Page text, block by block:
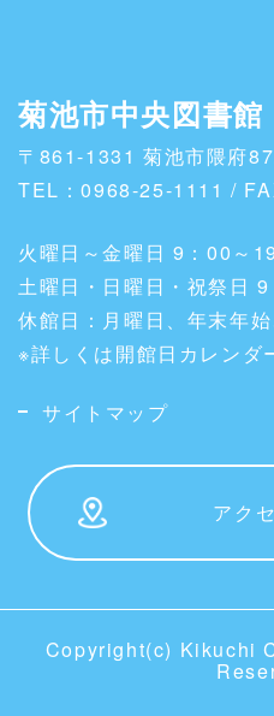
菊池市中央図書館
〒861-1331 菊池市隈府
TEL：0968-25-1111 /
火曜日～金曜日 9：00～
土曜日・日曜日・祝祭日
休館日：月曜日、年末年
※詳しくは開館日カレンダ
サイトマップ
アク
Copyright(c) Kikuchi